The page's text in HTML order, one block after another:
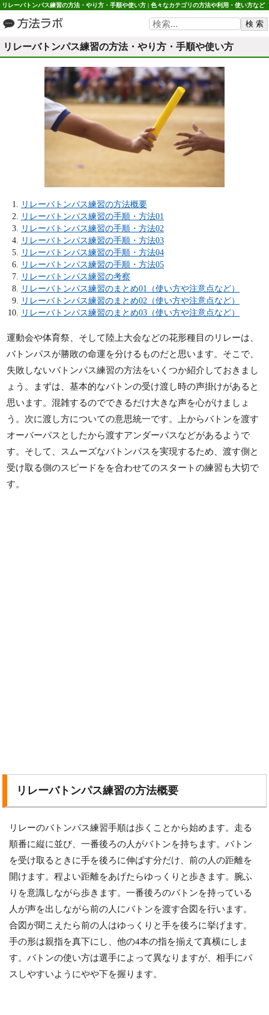
リレーバトンパス練習の方法・やり方・手順や使い方 | 色々なカテゴリの方法や利用・使い方など
リレーバトンパス練習の方法・やり方・手順や使い方
リレーバトンパス練習の方法概要
リレーバトンパス練習の手順・方法01
リレーバトンパス練習の手順・方法02
リレーバトンパス練習の手順・方法03
リレーバトンパス練習の手順・方法04
リレーバトンパス練習の手順・方法05
リレーバトンパス練習の考察
リレーバトンパス練習のまとめ01（使い方や注意点など）
リレーバトンパス練習のまとめ02（使い方や注意点など）
リレーバトンパス練習のまとめ03（使い方や注意点など）
運動会や体育祭、そして陸上大会などの花形種目のリレーは、
バトンパスが勝敗の命運を分けるものだと思います。そこで、
失敗しないバトンパス練習の方法をいくつか紹介しておきまし
ょう。まずは、基本的なバトンの受け渡し時の声掛けがあると
思います。混雑するのでできるだけ大きな声を心がけましょ
う。次に渡し方についての意思統一です。上からバトンを渡す
オーバーパスとしたから渡すアンダーパスなどがあるようで
す。そして、スムーズなバトンパスを実現するため、渡す側と
受け取る側のスピードをを合わせてのスタートの練習も大切で
す。
リレーバトンパス練習の方法概要
リレーのバトンパス練習手順は歩くことから始めます。走る
順番に縦に並び、一番後ろの人がバトンを持ちます。バトン
を受け取るときに手を後ろに伸ばす分だけ、前の人の距離を
開けます。程よい距離をあげたらゆっくりと歩きます。腕ふ
りを意識しながら歩きます。一番後ろのバトンを持っている
人が声を出しながら前の人にバトンを渡す合図を行います。
合図が聞こえたら前の人はゆっくりと手を後ろに挙げます。
手の形は親指を真下にし、他の4本の指を揃えて真横にしま
す。バトンの使い方は選手によって異なりますが、相手にパ
スしやすいようにやや下を握ります。